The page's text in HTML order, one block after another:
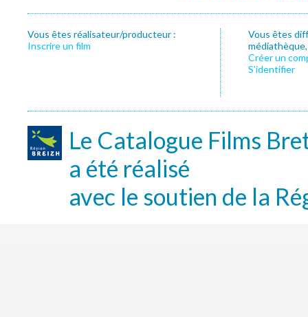
Vous êtes réalisateur/producteur :
Inscrire un film
Vous êtes
Créer un
S’identifier
Le Catalogue Films
a été réalisé
avec le soutien de la